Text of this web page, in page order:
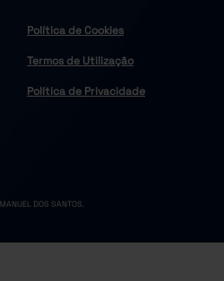
Política de Cookies
Termos de Utilização
Política de Privacidade
DOS SANTOS.